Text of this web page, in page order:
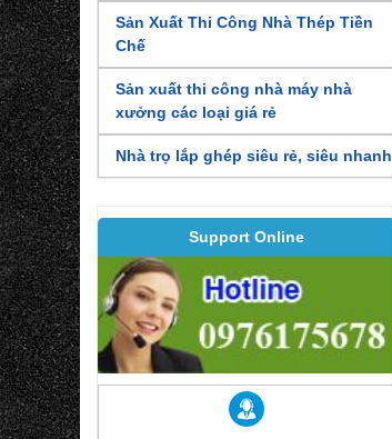
Sản Xuất Thi Công Nhà Thép Tiền
Chế
Sản xuất thi công nhà máy nhà
xưởng các loại giá rẻ
Nhà trọ lắp ghép siêu rẻ, siêu nhanh
Support Online